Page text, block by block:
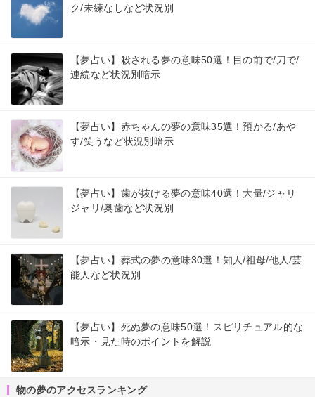
ク/未練なしなど状況別
【夢占い】殺される夢の意味50選！目の前で/刀で/
連続など状況別暗示
【夢占い】赤ちゃんの夢の意味35選！預かる/あや
す/笑うなど状況別暗示
【夢占い】歯が抜ける夢の意味40選！大量/ジャリ
ジャリ/奥歯など状況別
【夢占い】葬式の夢の意味30選！知人/祖母/他人/芸
能人など状況別
【夢占い】死ぬ夢の意味50選！スピリチュアル的な
暗示・見た時のポイントを解説
物の夢のアクセスランキング